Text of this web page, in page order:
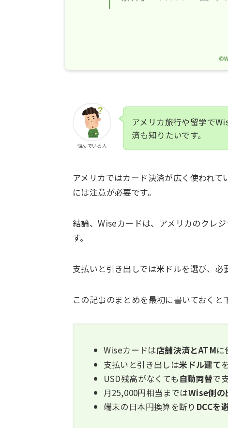
悩んでいる人
アメリカ旅行や留学で
済も知りたいです。
アメリカではカード決済が広く使われ
には注意が必要です。
結論、Wiseカードは、アメリカのクレ
す。
支払いと引き出しでは米ドルを選び、必
この記事のまとめを最初に書いておくと
Wiseカードは店舗決済とATMに
支払いと引き出しは米ドル建て
USD残高がなくても自動両替で
月25,000円相当まではWise側の
端末の日本円換算を断り DCCを